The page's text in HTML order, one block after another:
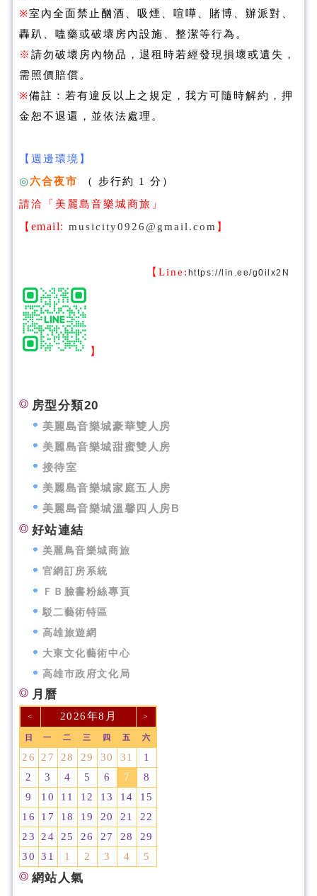
※室內全面禁止酗酒、吸煙、喧嘩、賭博、辦派對、
轟趴、嗑藥或破壞房內設施、整潔等行為。
※ 請勿破壞房內物品，退租時若經發現損壞或遺失，
需照價賠償。
※備註：若有違反以上之規定，我方可隨時解約，押
金恕不退還，並依法處理。
【週邊環境】
◎六合夜市
（ 步行約 1 分）
請洽「美麗島音樂城商旅」
【 email: musicity0926@gmail.com 】
【Line: https://lin.ee/g0ilx2N
】
房型分類20
美麗島音樂城豪華雙人房
美麗島音樂城甜蜜雙人房
接待室
美麗島音樂城家庭五人房
美麗島音樂城溫馨四人房B
好站連結
美麗鳥音樂城商旅
官網訂房系統
ＦＢ臉書粉絲專頁
駁二藝術特區
高雄旅遊網
大東文化藝術中心
高雄市政府文化局
月曆
< 2026年8月 >
日 一 二 三 四 五 六
26 27 28 29 30 31
1
2
3 4 5 6 7
8
9
10 11 12 13 14
15
16
17 18 19 20 21
22
23
24 25 26 27 28
29
30
31 1 2 3 4 5
網站人氣